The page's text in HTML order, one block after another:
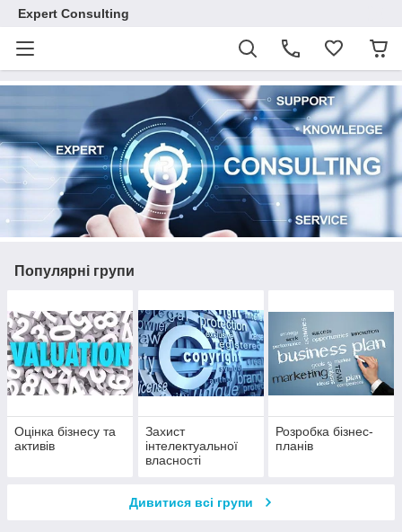
Expert Consulting
Популярні групи
Оцінка бізнесу та
активів
Захист
інтелектуальної
власності
Розробка бізнес-
планів
Дивитися всі групи